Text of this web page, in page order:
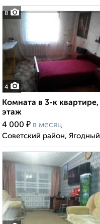
8
4
Комната в 3-к
этаж
4 000 ₽ в месяц
Советский район,